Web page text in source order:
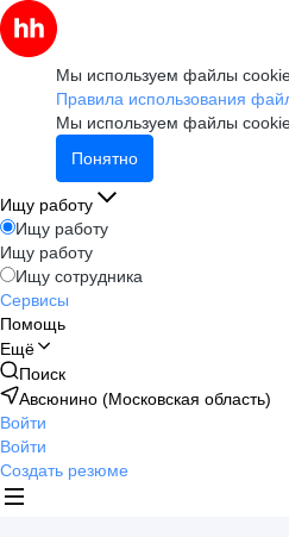
Мы используем файлы
Правила использования
Мы используем файлы
Понятно
Ищу работу
Ищу работу
Ищу работу
Ищу сотрудника
Сервисы
Помощь
Ещё
Поиск
Авсюнино (Московская область)
Войти
Войти
Создать резюме